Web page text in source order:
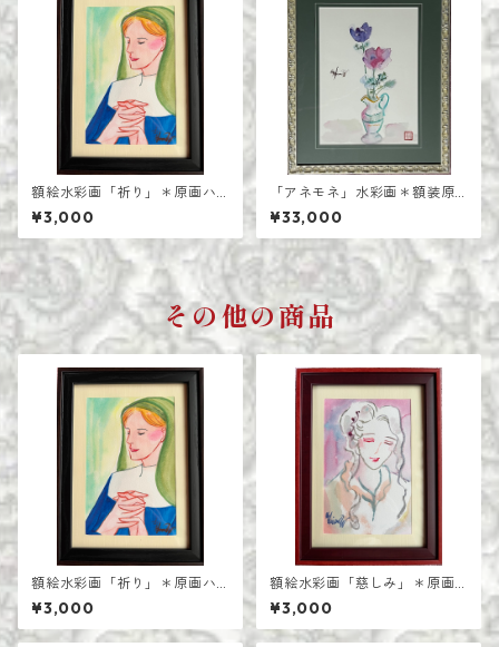
額絵水彩画「祈り」＊原画ハ
ガキサイズ
¥3,000
「アネモネ」水彩画＊額装原
画＊F4号
¥33,000
その他の商品
額絵水彩画「祈り」＊原画ハ
ガキサイズ
¥3,000
額絵水彩画「慈しみ」＊原画
ハガキサイズ
¥3,000